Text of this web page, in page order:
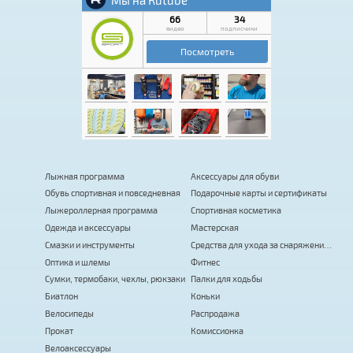
Лыжная программа
Обувь спортивная и повседневная
Лыжероллерная программа
Одежда и аксессуары
Смазки и инструменты
Оптика и шлемы
Сумки, термобаки, чехлы, рюкзаки
Биатлон
Велосипеды
Прокат
Велоаксессуары
Аксессуары для обуви
Подарочные карты и сертификаты
Спортивная косметика
Мастерская
Средства для ухода за снаряжением
Фитнес
Палки для ходьбы
Коньки
Распродажа
Комиссионка